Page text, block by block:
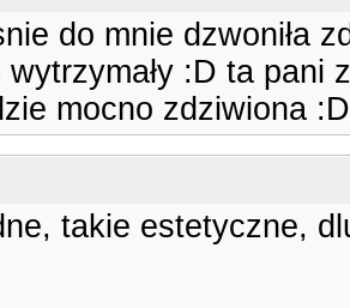
do mnie dzwoniła
wytrzymały :D ta pani
mocno zdziwiona :D
takie estetyczne,